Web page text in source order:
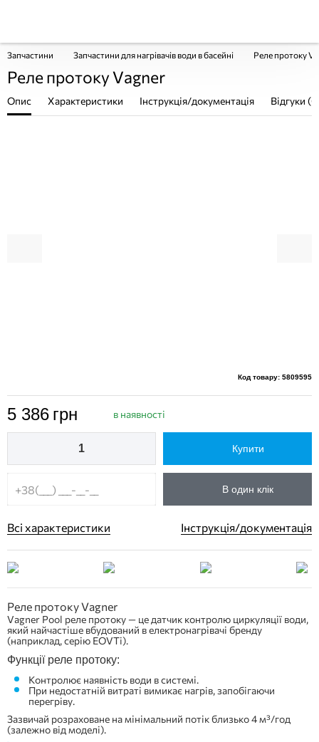
Запчастини Запчастини для нагрівачів води в басейні Реле протоку
Реле протоку Vagner
Опис Характеристики Інструкція/документація Відгуки
Код товару: 5809595
5 386 грн в наявності
Купити
В один клік
Всі характеристики Інструкція/документація
Реле протоку Vagner
Vagner Pool реле протоку — це датчик контролю циркуляції води,
який найчастіше вбудований в електронагрівачі бренду
(наприклад, серію EOVTi).
Функції реле протоку:
Контролює наявність води в системі.
При недостатній витраті вимикає нагрів, запобігаючи
перегріву.
Зазвичай розраховане на мінімальний потік близько 4 м³/год
(залежно від моделі).